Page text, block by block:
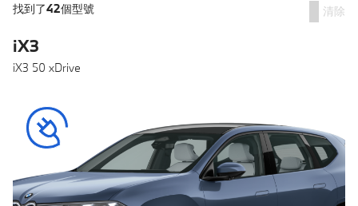
找到了42個型號​ 清除
iX3
iX3 50 xDrive